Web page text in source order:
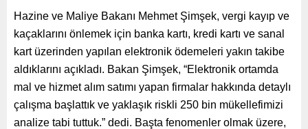
Hazine ve Maliye Bakanı Mehmet Şimşek, vergi kayıp ve
kaçaklarını önlemek için banka kartı, kredi kartı ve sanal
kart üzerinden yapılan elektronik ödemeleri yakın takibe
aldıklarını açıkladı. Bakan Şimşek, “Elektronik ortamda
mal ve hizmet alım satımı yapan firmalar hakkında detaylı
çalışma başlattık ve yaklaşık riskli 250 bin mükellefimizi
analize tabi tuttuk.” dedi. Başta fenomenler olmak üzere,